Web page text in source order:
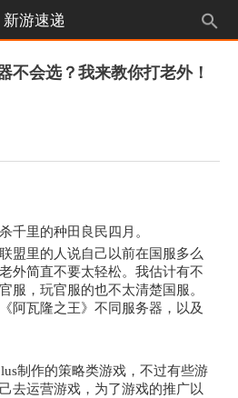
新游速递
不会选？我来教你打老外！
千里的种田良民四月。
盟里的人说自己以前在国服多么
外简直不要太轻松。我估计有不
服，玩官服的也不太清楚国服。
阿瓦隆之王》不同服务器，以及
制作的策略类游戏，不过有些游
去运营游戏，为了游戏的推广以